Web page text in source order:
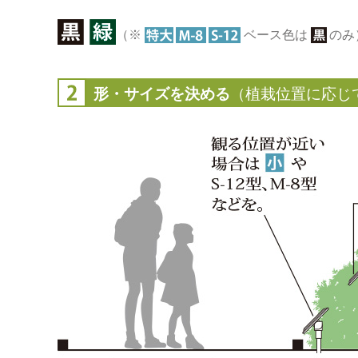
（※ ベース色は のみ
形・サイズを決める （植栽位置に応じ